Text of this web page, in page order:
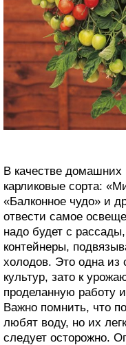
В качестве
карликовые сорта:
«Балконное чудо» и
отвести самое
надо будет с
контейнеры,
холодов. Это одна из
культур, зато к
проделанную работу
Важно помнить, что
любят воду, но их
следует осторожно.